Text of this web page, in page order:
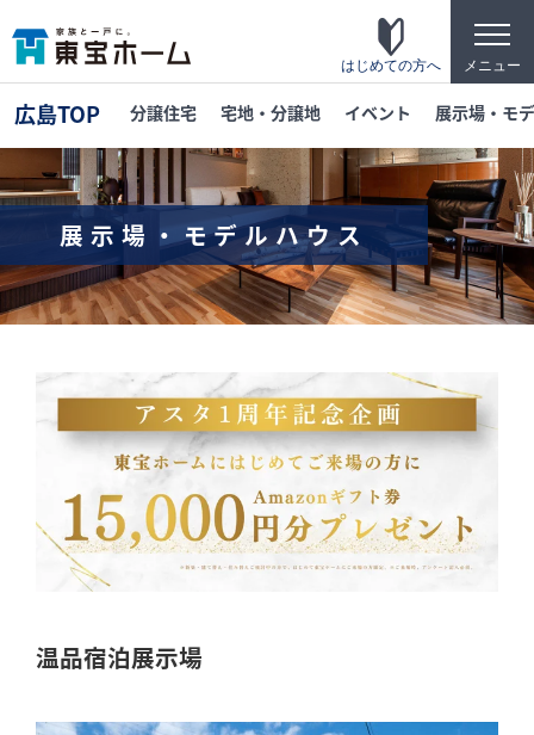
t
o
g
g
e
a
v
i
g
a
t
i
o
n
メニュー
はじめての方へ
東宝ホームの家づくり
家がお施主様にとって「満足して喜ばれている
家」になっている事を目指して・・・
家づくりのこだわり
東宝ホームが自信を持ってお伝えできる「高品
質」「長期優良」「安心な保証」「宿泊体験」
の4つのポイントを詳しく紹介します。
テクノロジー
「断熱・省エネ・快適」「構造・耐震・制震」
「健康・安心・保証」の3つに分けてご説明いた
なぜ、ZEHをしなければならないのか？その理
由と当社のZEH住宅普及への取り組み
広島TOP 分譲住宅 宅地・分譲地 イベント 展示場・モ
展示場・モデルハウス
温品宿泊展示場